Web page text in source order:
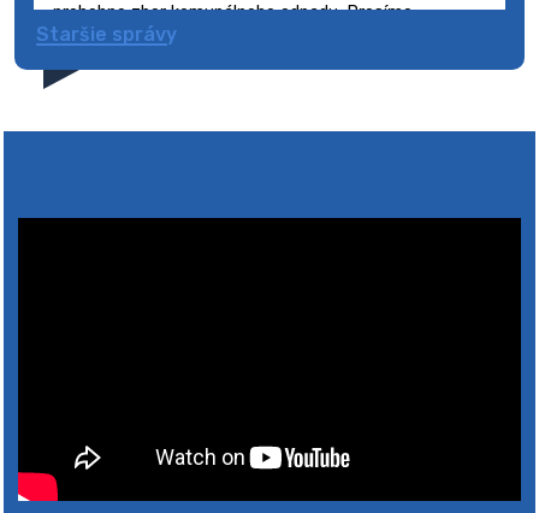
prebehne zber komunálneho odpadu. Prosíme
obyvateľov, aby smetné nádoby s odpadom vyložili
5. augusta 2026 08:41
Staršie správy